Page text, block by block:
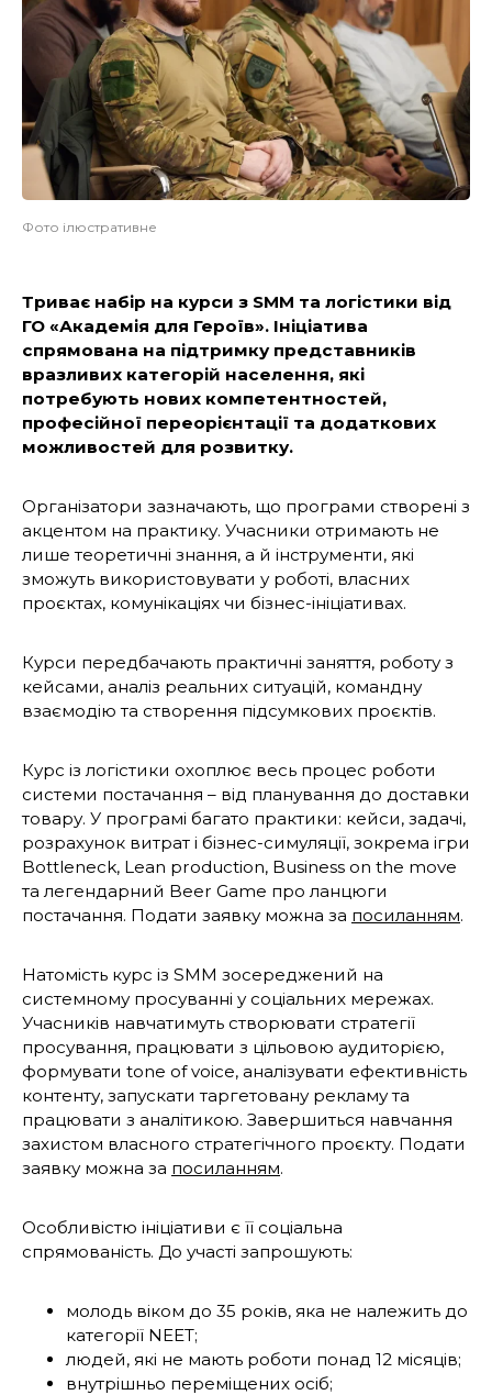
Фото ілюстративне
Триває набір на курси з SMM та логістики від
ГО «Академія для Героїв». Ініціатива
спрямована на підтримку представників
вразливих категорій населення, які
потребують нових компетентностей,
професійної переорієнтації та додаткових
можливостей для розвитку.
Організатори зазначають, що програми створені з
акцентом на практику. Учасники отримають не
лише теоретичні знання, а й інструменти, які
зможуть використовувати у роботі, власних
проєктах, комунікаціях чи бізнес-ініціативах.
Курси передбачають практичні заняття, роботу з
кейсами, аналіз реальних ситуацій, командну
взаємодію та створення підсумкових проєктів.
Курс із логістики охоплює весь процес роботи
системи постачання – від планування до доставки
товару. У програмі багато практики: кейси, задачі,
розрахунок витрат і бізнес-симуляції, зокрема ігри
Bottleneck, Lean production, Business on the move
та легендарний Beer Game про ланцюги
постачання. Подати заявку можна за посиланням.
Натомість курс із SMM зосереджений на
системному просуванні у соціальних мережах.
Учасників навчатимуть створювати стратегії
просування, працювати з цільовою аудиторією,
формувати tone of voice, аналізувати ефективність
контенту, запускати таргетовану рекламу та
працювати з аналітикою. Завершиться навчання
захистом власного стратегічного проєкту. Подати
заявку можна за посиланням.
Особливістю ініціативи є її соціальна
спрямованість. До участі запрошують:
молодь віком до 35 років, яка не належить до
категорії NEET;
людей, які не мають роботи понад 12 місяців;
внутрішньо переміщених осіб;